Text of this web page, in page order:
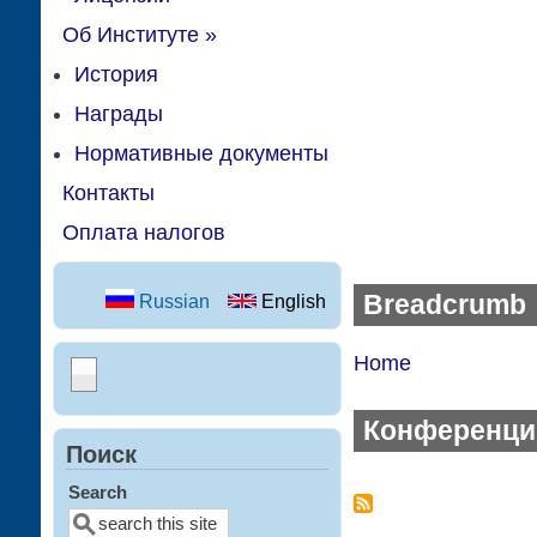
Об Институте»
История
Награды
Нормативные документы
Контакты
Оплата налогов
Breadcrumb
Home
Russian English
Поиск
Search